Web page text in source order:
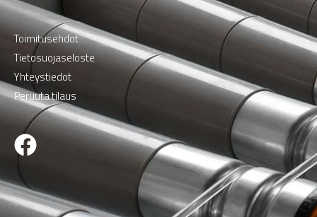
Toimitusehdot
Tietosuojaseloste
Yhteystiedot
Peruuta tilaus